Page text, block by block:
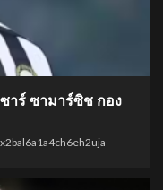
าร์ ซามาร์ซิช กอง